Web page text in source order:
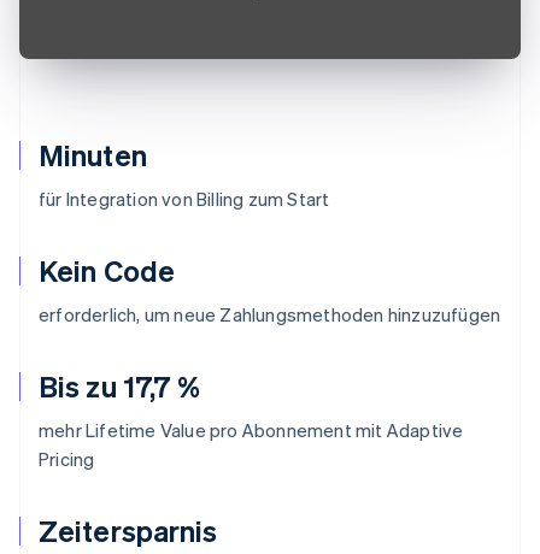
Minuten
für Integration von Billing zum Start
Kein Code
erforderlich, um neue Zahlungsmethoden hinzuzufügen
Bis zu 17,7 %
mehr Lifetime Value pro Abonnement mit Adaptive
Pricing
Zeitersparnis